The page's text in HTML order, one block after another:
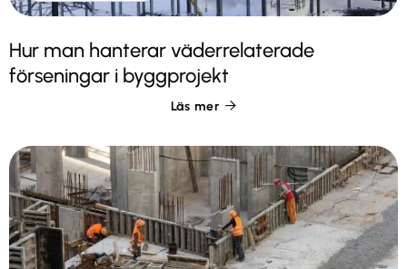
Hur man hanterar väderrelaterade
förseningar i byggprojekt
Läs mer 